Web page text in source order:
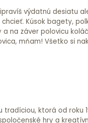
výdatnú desiatu
Kúsok bagety,
na záver polovicu
mňam! Všetko si
Jednotlivé diely sa
nožík, bageta,
balenia: 22 x 20 x
tradíciou, ktorá od
hry a